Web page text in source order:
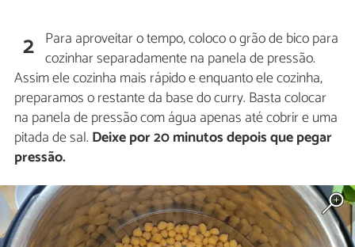
2 Para aproveitar o tempo, coloco o grão de bico para
cozinhar separadamente na panela de pressão.
Assim ele cozinha mais rápido e enquanto ele cozinha,
preparamos o restante da base do curry. Basta colocar
na panela de pressão com água apenas até cobrir e uma
pitada de sal. Deixe por 20 minutos depois que pegar
pressão.